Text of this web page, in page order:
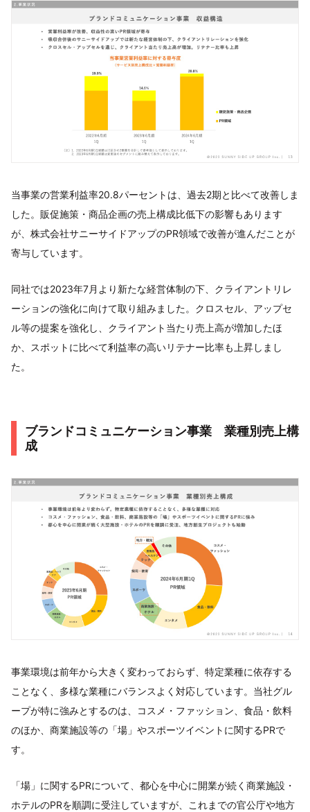
当事業の営業利益率20.8パーセントは、過去2期と比べて改善しま
した。販促施策・商品企画の売上構成比低下の影響もあります
が、株式会社サニーサイドアップのPR領域で改善が進んだことが
寄与しています。
同社では2023年7月より新たな経営体制の下、クライアントリレ
ーションの強化に向けて取り組みました。クロスセル、アップセ
ル等の提案を強化し、クライアント当たり売上高が増加したほ
か、スポットに比べて利益率の高いリテナー比率も上昇しまし
た。
ブランドコミュニケーション事業 業種別売上構
成
事業環境は前年から大きく変わっておらず、特定業種に依存する
ことなく、多様な業種にバランスよく対応しています。当社グル
ープが特に強みとするのは、コスメ・ファッション、食品・飲料
のほか、商業施設等の「場」やスポーツイベントに関するPRで
す。
「場」に関するPRについて、都心を中心に開業が続く商業施設・
ホテルのPRを順調に受注していますが、これまでの官公庁や地方